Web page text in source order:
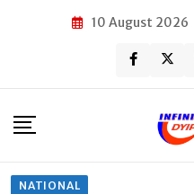
10 August 2026
NATIONAL